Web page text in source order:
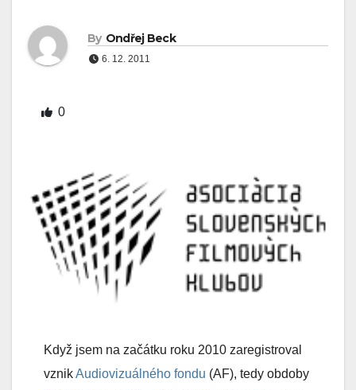
By Ondřej Beck
6. 12. 2011
0
Když jsem na začátku roku 2010 zaregistroval
vznikAudiovizuálného fondu (AF), tedy obdoby